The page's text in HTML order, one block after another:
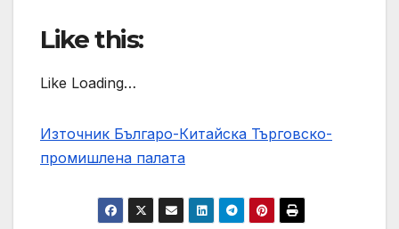
Like this:
Like Loading…
Източник Българо-Китайска Търговско-
промишлена палaта